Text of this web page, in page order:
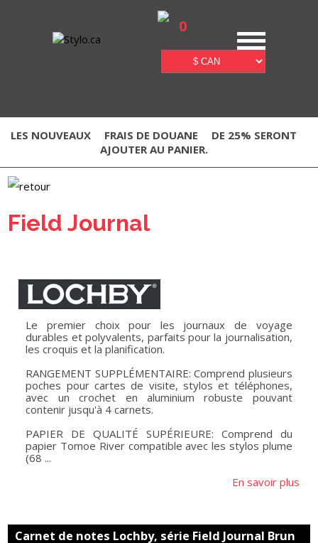
0
LES NOUVEAUX FRAIS DE DOUANE
DE 25% SERONT
AJOUTER AU PANIER.
Field Journal
Le premier choix pour les journaux de voyage
durables et polyvalents, parfaits pour la journalisation,
les croquis et la planification.
RANGEMENT SUPPLÉMENTAIRE: Comprend plusieurs
poches pour cartes de visite, stylos et téléphones,
avec un crochet en aluminium robuste pouvant
contenir jusqu'à 4 carnets.
PAPIER DE QUALITÉ SUPÉRIEURE: Comprend du
papier Tomoe River compatible avec les stylos plume
(68 ...
En savoir plus
Carnet de notes Lochby, série Field Journal Brun